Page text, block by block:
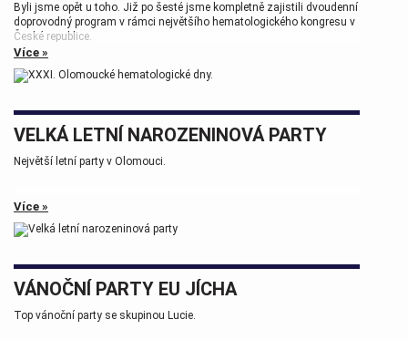
Byli jsme opět u toho. Již po šesté jsme kompletně zajistili dvoudenní
doprovodný program v rámci největšího hematologického kongresu v
České republice.
Tak zase za rok na viděnou přátelé.
Více »
VELKÁ LETNÍ NAROZENINOVÁ PARTY
Největší letní party v Olomouci.
Více »
VÁNOČNÍ PARTY EU JÍCHA
Top vánoční party se skupinou Lucie.